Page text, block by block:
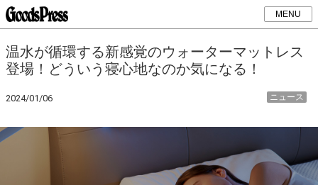
MENU
温水が循環する新感覚のウォーターマットレス
登場！どういう寝心地なのか気になる！
2024/01/06 ニュース